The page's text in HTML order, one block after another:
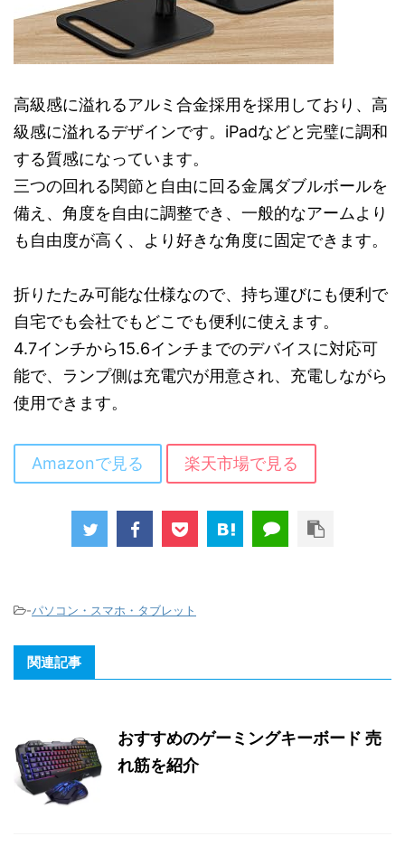
高級感に溢れるアルミ合金採用を採用しており、高
級感に溢れるデザインです。iPadなどと完璧に調和
する質感になっています。
三つの回れる関節と自由に回る金属ダブルボールを
備え、角度を自由に調整でき、一般的なアームより
も自由度が高く、より好きな角度に固定できます。
折りたたみ可能な仕様なので、持ち運びにも便利で
自宅でも会社でもどこでも便利に使えます。
4.7インチから15.6インチまでのデバイスに対応可
能で、ランプ側は充電穴が用意され、充電しながら
使用できます。
Amazonで見る 楽天市場で見る
-パソコン・スマホ・タブレット
関連記事
おすすめのゲーミングキーボード 売
れ筋を紹介